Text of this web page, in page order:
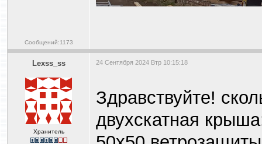
Сообщений:1173
Lexss_ss
Хранитель
24 Сентября 2024 Втр 10:15:18
Здравствуйте!
двухскатная